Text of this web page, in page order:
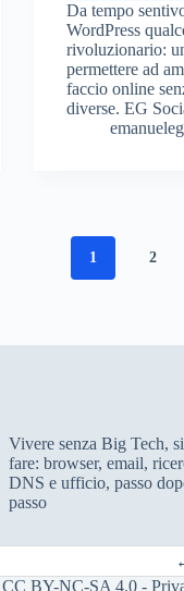
Da tempo
WordPress
rivoluzionario:
permettere ad
faccio online
diverse. EG
1 2
Vivere senza Big Tech,
fare: browser, email,
DNS e ufficio, passo
passo
CC BY-NC-SA 4.0 -